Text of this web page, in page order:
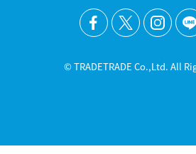
© TRADETRADE Co.,Ltd. All